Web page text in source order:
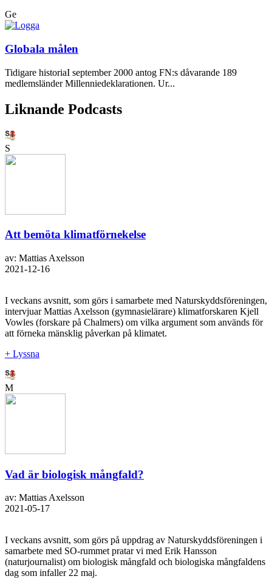
Ge
Globala målen
Tidigare historiaI september 2000 antog FN:s dåvarande 189
medlemsländer Millenniedeklarationen. Ur...
Liknande Podcasts
S
Att bemöta klimatförnekelse
av: Mattias Axelsson
2021-12-16
I veckans avsnitt, som görs i samarbete med Naturskyddsföreningen,
intervjuar Mattias Axelsson (gymnasielärare) klimatforskaren Kjell
Vowles (forskare på Chalmers) om vilka argument som används för
att förneka mänsklig påverkan på klimatet.
+ Lyssna
M
Vad är biologisk mångfald?
av: Mattias Axelsson
2021-05-17
I veckans avsnitt, som görs på uppdrag av Naturskyddsföreningen i
samarbete med SO-rummet pratar vi med Erik Hansson
(naturjournalist) om biologisk mångfald och biologiska mångfaldens
dag som infaller 22 maj.